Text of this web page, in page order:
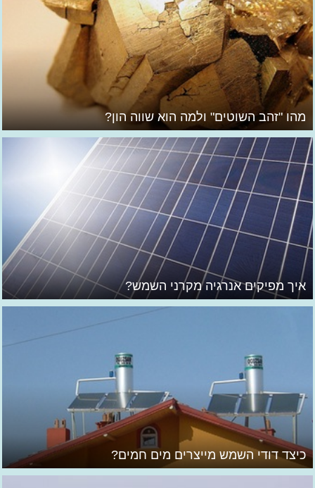
מהו "זהב השוטים" ולמה הוא שווה הון?
איך מפיקים אנרגיה מקרני השמש?
כיצד דודי השמש מייצרים מים חמים?